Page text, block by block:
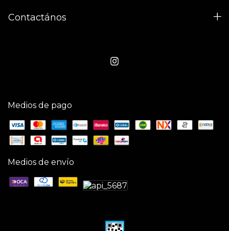
Contactános
Medios de pago
Medios de envío